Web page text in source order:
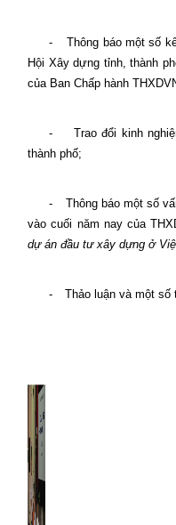
-
Thông báo một số
Hội Xây dựng tỉnh, thành
của Ban Chấp hành
-
Trao đổi kinh
thành phố;
-
Thông báo một số
vào cuối năm nay của
dự án đầu tư xây dựng ở
- Thảo luận và một số